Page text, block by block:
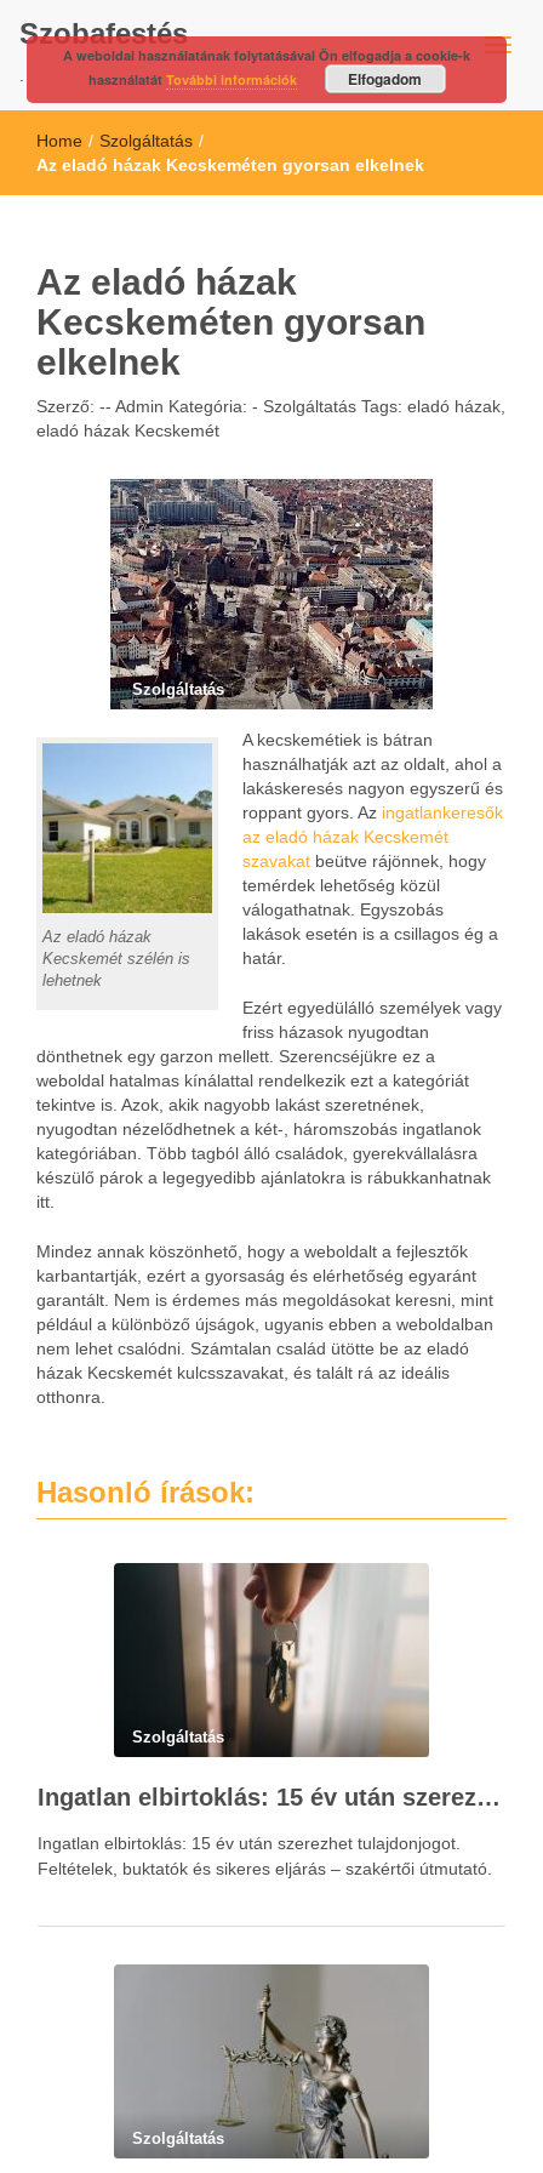
Szobafestés
Home / Szolgáltatás /
Az eladó házak Kecskeméten gyorsan elkelnek
Az eladó házak
Kecskeméten gyorsan
elkelnek
Szerző: -- Admin Kategória: - Szolgáltatás Tags: eladó házak
eladó házak Kecskemét
Szolgáltatás
Az eladó házak
Kecskemét szélén is
lehetnek
A kecskemétiek is bátran
használhatják azt az oldalt, ahol a
lakáskeresés nagyon egyszerű és
roppant gyors. Az ingatlankeresők
az eladó házak Kecskemét
szavakat beütve rájönnek, hogy
temérdek lehetőség közül
válogathatnak. Egyszobás
lakások esetén is a csillagos ég a
határ.
Ezért egyedülálló személyek vagy
friss házasok nyugodtan
dönthetnek egy garzon mellett. Szerencséjükre ez a
weboldal hatalmas kínálattal rendelkezik ezt a kategóriát
tekintve is. Azok, akik nagyobb lakást szeretnének,
nyugodtan nézelődhetnek a két-, háromszobás ingatlanok
kategóriában. Több tagból álló családok, gyerekvállalásra
készülő párok a legegyedibb ajánlatokra is rábukkanhatnak
itt.
Mindez annak köszönhető, hogy a weboldalt a fejlesztők
karbantartják, ezért a gyorsaság és elérhetőség egyaránt
garantált. Nem is érdemes más megoldásokat keresni, mint
például a különböző újságok, ugyanis ebben a weboldalban
nem lehet csalódni. Számtalan család ütötte be az eladó
házak Kecskemét kulcsszavakat, és talált rá az ideális
otthonra.
Hasonló írások:
Szolgáltatás
Ingatlan elbirtoklás: 15 év után szerezhet tulajdonjogot – szakértői útmutató
Ingatlan elbirtoklás: 15 év után szerezhet tulajdonjogot.
Feltételek, buktatók és sikeres eljárás – szakértői útmutató.
Szolgáltatás
A weboldal használatának folytatásával Ön elfogadja a cookie-k
használatát További információk Elfogadom